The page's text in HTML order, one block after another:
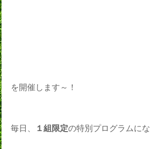
を開催します～！
毎日、 １組限定の特別プログラムにな